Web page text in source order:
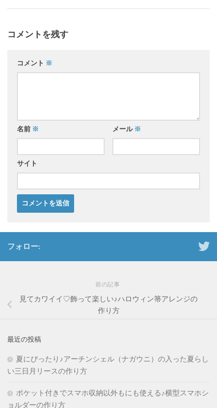
コメントを残す
コメント ※
名前 ※ メール ※
サイト
フォロー:
前の記事
見てカワイイ♡飾って楽しい♪ハロウィン箒アレンジの
作り方
最近の投稿
夏にぴったり♪アーチンシェル（ナガウニ）の入った夏らし
い三日月リースの作り方
ポケット付きでスマホ収納以外もにも使える♪横型スマホシ
ョルダーの作り方